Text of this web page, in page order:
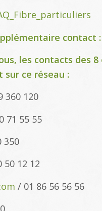
contact
les contacts des
ce réseau :
360 120
71 55 55
350
50 12 12
/ 01 86 56 56 56